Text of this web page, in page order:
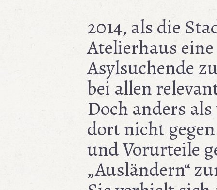
2014, als die
Atelierhaus
Asylsuchende
bei allen
Doch anders
dort nicht
und Vorurteile
„Ausländern“